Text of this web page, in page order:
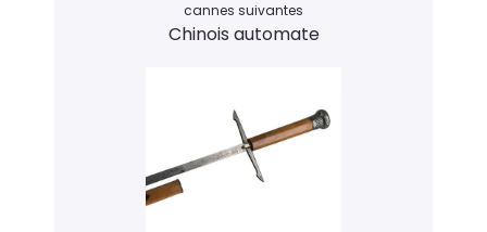
cannes suivantes
Chinois automate